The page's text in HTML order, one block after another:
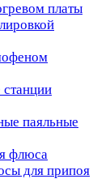
платы
паяльные
флюса
для припоя